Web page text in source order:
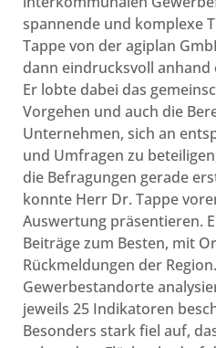
spannende und komplexe
Tappe von der agiplan
dann eindrucksvoll
Er lobte dabei das
Vorgehen und auch die
Unternehmen, sich an
und Umfragen zu
die Befragungen gerade
konnte Herr Dr. Tappe
Auswertung präsentieren.
Beiträge zum Besten, mit
Rückmeldungen der
Gewerbestandorte
jeweils 25 Indikatoren
Besonders stark fiel auf,